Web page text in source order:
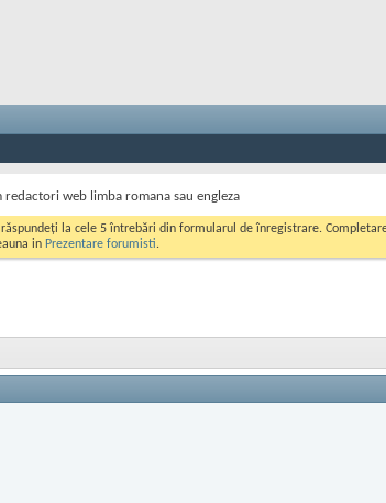
redactori web limba romana sau engleza
la cele 5 întrebări din formularul de înregistrare.
in Prezentare forumisti.